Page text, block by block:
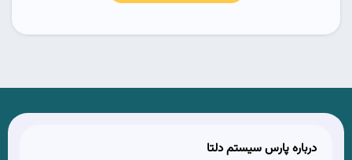
درباره پارس سیستم دلتا